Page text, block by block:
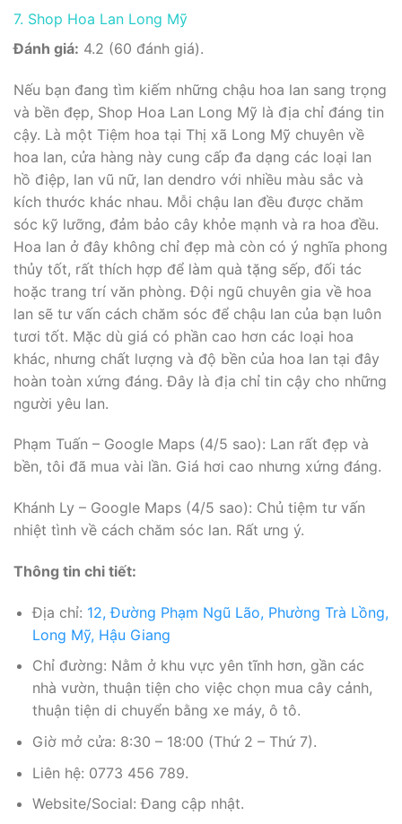
7. Shop Hoa Lan Long Mỹ
Đánh giá: 4.2 (60 đánh giá).
Nếu bạn đang tìm kiếm những chậu hoa lan sang trọng
và bền đẹp, Shop Hoa Lan Long Mỹ là địa chỉ đáng tin
cậy. Là một Tiệm hoa tại Thị xã Long Mỹ chuyên về
hoa lan, cửa hàng này cung cấp đa dạng các loại lan
hồ điệp, lan vũ nữ, lan dendro với nhiều màu sắc và
kích thước khác nhau. Mỗi chậu lan đều được chăm
sóc kỹ lưỡng, đảm bảo cây khỏe mạnh và ra hoa đều.
Hoa lan ở đây không chỉ đẹp mà còn có ý nghĩa phong
thủy tốt, rất thích hợp để làm quà tặng sếp, đối tác
hoặc trang trí văn phòng. Đội ngũ chuyên gia về hoa
lan sẽ tư vấn cách chăm sóc để chậu lan của bạn luôn
tươi tốt. Mặc dù giá có phần cao hơn các loại hoa
khác, nhưng chất lượng và độ bền của hoa lan tại đây
hoàn toàn xứng đáng. Đây là địa chỉ tin cậy cho những
người yêu lan.
Phạm Tuấn – Google Maps (4/5 sao): Lan rất đẹp và
bền, tôi đã mua vài lần. Giá hơi cao nhưng xứng đáng.
Khánh Ly – Google Maps (4/5 sao): Chủ tiệm tư vấn
nhiệt tình về cách chăm sóc lan. Rất ưng ý.
Thông tin chi tiết:
Địa chỉ: 12, Đường Phạm Ngũ Lão, Phường Trà Lồng,
Long Mỹ, Hậu Giang
Chỉ đường: Nằm ở khu vực yên tĩnh hơn, gần các
nhà vườn, thuận tiện cho việc chọn mua cây cảnh,
thuận tiện di chuyển bằng xe máy, ô tô.
Giờ mở cửa: 8:30 – 18:00 (Thứ 2 – Thứ 7).
Liên hệ: 0773 456 789.
Website/Social: Đang cập nhật.